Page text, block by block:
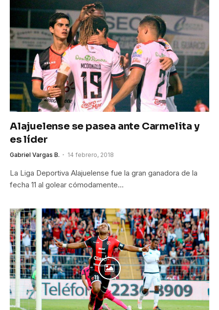
Alajuelense se pasea ante Carmelita y
es líder
Gabriel Vargas B. 14 febrero, 2018
La Liga Deportiva Alajuelense fue la gran ganadora de la
fecha 11 al golear cómodamente…